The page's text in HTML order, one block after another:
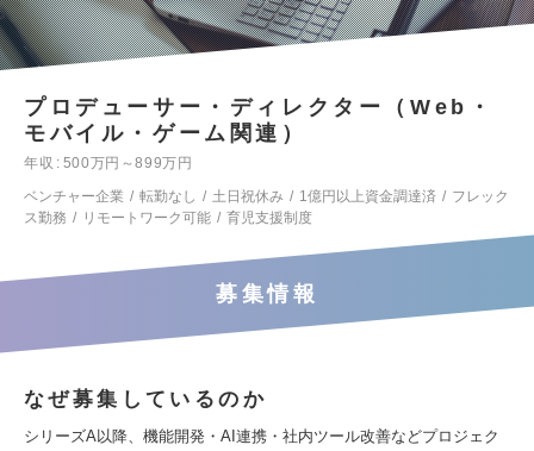
プロデューサー・ディレクター（Web・
モバイル・ゲーム関連）
年収
500万円～899万円
ベンチャー企業
転勤なし 土日祝休み 1億円以上資金調達済
フレック
ス勤務
リモートワーク可能 育児支援制度
募集情報
なぜ募集しているのか
シリーズA以降、機能開発・AI連携・社内ツール改善などプロジェク